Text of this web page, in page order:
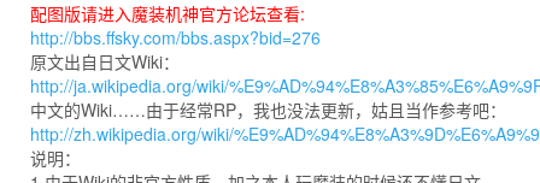
专题
相册
社区
配图版请进入魔装机神官方论坛查看:
http://bbs.ffsky.com/bbs.aspx?bid=276
原文出自日文Wiki：
http://ja.wikipedia.org/wiki/
中文的Wiki……由于经常RP，我也没法更新，姑且当作参考吧：
http://zh.wikipedia.org/wiki/
说明：